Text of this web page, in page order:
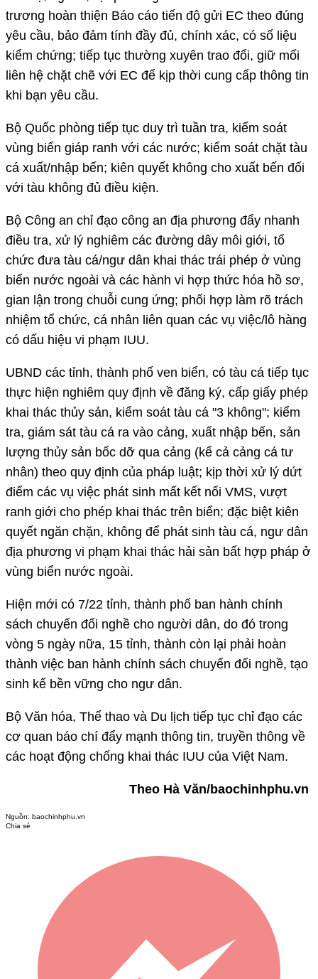
trương hoàn thiện Báo cáo tiến độ gửi EC theo đúng
yêu cầu, bảo đảm tính đầy đủ, chính xác, có số liệu
kiểm chứng; tiếp tục thường xuyên trao đổi, giữ mối
liên hệ chặt chẽ với EC để kịp thời cung cấp thông tin
khi bạn yêu cầu.
Bộ Quốc phòng tiếp tục duy trì tuần tra, kiểm soát
vùng biển giáp ranh với các nước; kiểm soát chặt tàu
cá xuất/nhập bến; kiên quyết không cho xuất bến đối
với tàu không đủ điều kiện.
Bộ Công an chỉ đạo công an địa phương đẩy nhanh
điều tra, xử lý nghiêm các đường dây môi giới, tổ
chức đưa tàu cá/ngư dân khai thác trái phép ở vùng
biển nước ngoài và các hành vi hợp thức hóa hồ sơ,
gian lận trong chuỗi cung ứng; phối hợp làm rõ trách
nhiệm tổ chức, cá nhân liên quan các vụ việc/lô hàng
có dấu hiệu vi phạm IUU.
UBND các tỉnh, thành phố ven biển, có tàu cá tiếp tục
thực hiện nghiêm quy định về đăng ký, cấp giấy phép
khai thác thủy sản, kiểm soát tàu cá "3 không"; kiểm
tra, giám sát tàu cá ra vào cảng, xuất nhập bến, sản
lượng thủy sản bốc dỡ qua cảng (kể cả cảng cá tư
nhân) theo quy định của pháp luật; kịp thời xử lý dứt
điểm các vụ việc phát sinh mất kết nối VMS, vượt
ranh giới cho phép khai thác trên biển; đặc biệt kiên
quyết ngăn chặn, không để phát sinh tàu cá, ngư dân
địa phương vi phạm khai thác hải sản bất hợp pháp ở
vùng biển nước ngoài.
Hiện mới có 7/22 tỉnh, thành phố ban hành chính
sách chuyển đổi nghề cho người dân, do đó trong
vòng 5 ngày nữa, 15 tỉnh, thành còn lại phải hoàn
thành việc ban hành chính sách chuyển đổi nghề, tạo
sinh kế bền vững cho ngư dân.
Bộ Văn hóa, Thể thao và Du lịch tiếp tục chỉ đạo các
cơ quan báo chí đẩy mạnh thông tin, truyền thông về
các hoạt động chống khai thác IUU của Việt Nam.
Theo Hà Văn/baochinhphu.vn
Nguồn: baochinhphu.vn
Chia sẻ